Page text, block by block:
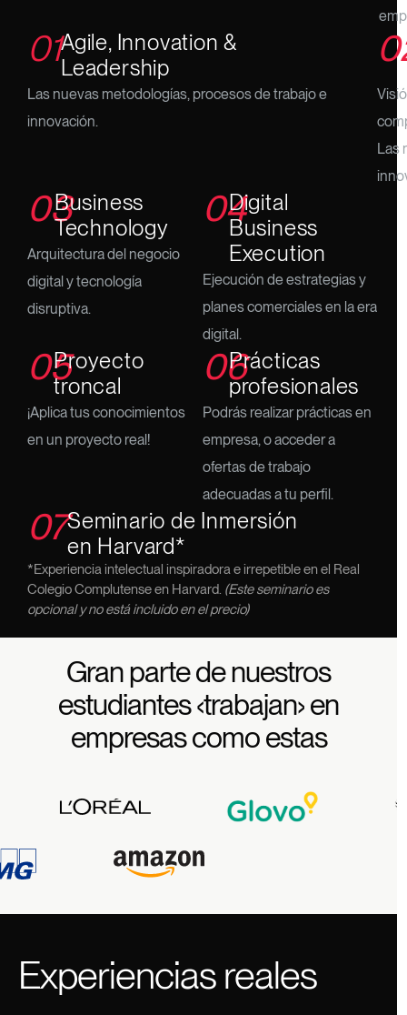
01Agile, Innovation &
Leadership
Las nuevas metodologías, procesos de trabajo e
innovación.
Las
03Business
Technology
Arquitectura del negocio
digital y tecnología
disruptiva.
04Digital
Business
Execution
Ejecución de estrategias y
planes comerciales en la era
digital.
05Proyecto
troncal
¡Aplica tus conocimientos
en un proyecto real!
06Prácticas
profesionales
Podrás realizar prácticas en
empresa, o acceder a
ofertas de trabajo
adecuadas a tu perfil.
07Seminario de Inmersión
en Harvard*
*Experiencia intelectual inspiradora e irrepetible en el Real
Colegio Complutense en Harvard. (Este seminario es
opcional y no está incluido en el precio)
Gran parte de nuestros
estudiantes‹trabajan›en
empresas como estas
Experiencias reales